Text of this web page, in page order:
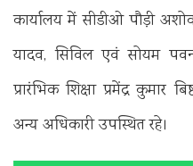
कार्यालय में सीडीओ पौड़ी
यादव, सिविल एवं सोयम
प्रारंभिक शिक्षा प्रमेंद्र कुमार
अन्य अधिकारी उपस्थित रहे।